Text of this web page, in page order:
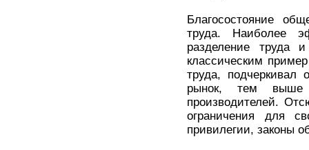
Благосостояние
труда. Наиболее
разделение труда
классическим
труда,
рынок, тем выше
производителей.
ограничения для
привилегии, законы